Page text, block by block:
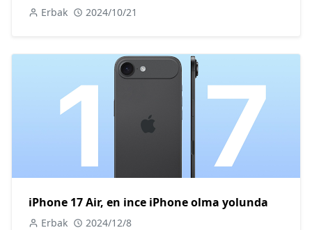
Erbak 2024/10/21
iPhone 17 Air, en ince iPhone olma yolunda
Erbak 2024/12/8